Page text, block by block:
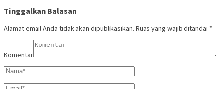
Tinggalkan Balasan
Alamat email Anda tidak akan dipublikasikan. Ruas yang wajib ditandai *
Komentar